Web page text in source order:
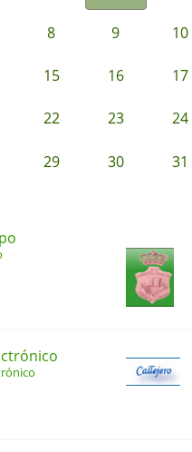
8 9 10
15 16 17
22 23 24
29 30 31